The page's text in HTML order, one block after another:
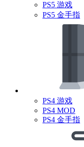
PS5 游戏
PS5 金手指
PS4 游戏
PS4 MOD
PS4 金手指